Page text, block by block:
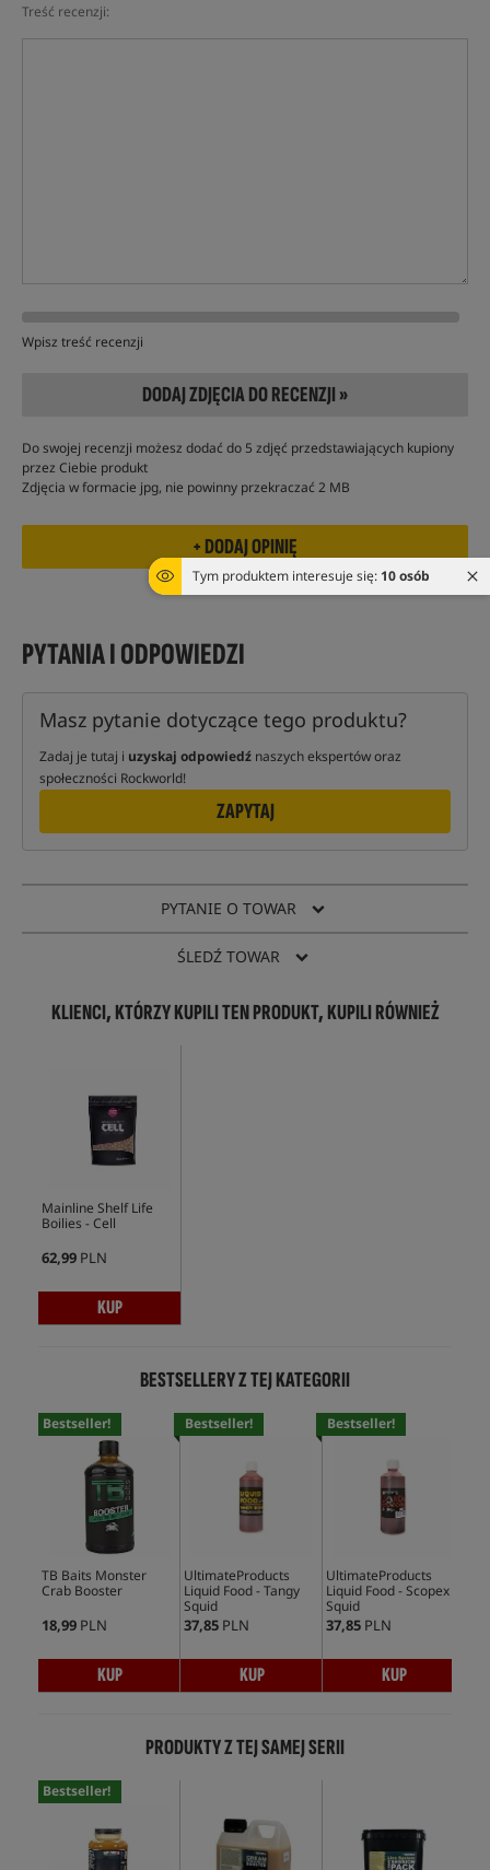
Tym produktem interesuje się: 10 osób
Treść recenzji:
Wpisz treść recenzji
DODAJ ZDJĘCIA DO RECENZJI »
Do swojej recenzji możesz dodać do 5 zdjęć przedstawiających kupiony
przez Ciebie produkt
Zdjęcia w formacie jpg, nie powinny przekraczać 2 MB
PYTANIA I ODPOWIEDZI
Masz pytanie dotyczące tego produktu?
Zadaj je tutaj i uzyskaj odpowiedź naszych ekspertów oraz
społeczności Rockworld!
ZAPYTAJ
PYTANIE O TOWAR
ŚLEDŹ TOWAR
KLIENCI, KTÓRZY KUPILI TEN PRODUKT, KUPILI RÓWNIEŻ
Mainline Shelf Life
Boilies - Cell
62,99 PLN
KUP
BESTSELLERY Z TEJ KATEGORII
Bestseller!
TB Baits Monster
Crab Booster
18,99 PLN
KUP
Bestseller!
UltimateProducts
Liquid Food - Tangy
Squid
37,85 PLN
KUP
Bestseller!
UltimateProducts
Liquid Food - Scopex
Squid
37,85 PLN
KUP
PRODUKTY Z TEJ SAMEJ SERII
Bestseller!